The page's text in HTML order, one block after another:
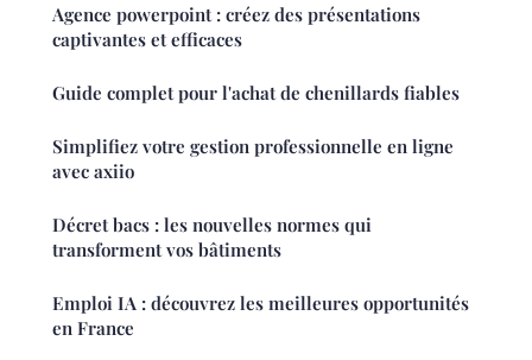
Agence powerpoint : créez des présentations
captivantes et efficaces
Guide complet pour l'achat de chenillards fiables
Simplifiez votre gestion professionnelle en ligne
avec axiio
Décret bacs : les nouvelles normes qui
transforment vos bâtiments
Emploi IA : découvrez les meilleures opportunités
en France